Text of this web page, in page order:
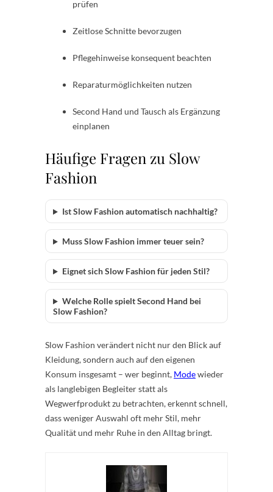
prüfen
Zeitlose Schnitte bevorzugen
Pflegehinweise konsequent beachten
Reparaturmöglichkeiten nutzen
Second Hand und Tausch als Ergänzung
einplanen
Häufige Fragen zu Slow
Fashion
Ist Slow Fashion automatisch nachhaltig?
Muss Slow Fashion immer teuer sein?
Eignet sich Slow Fashion für jeden Stil?
Welche Rolle spielt Second Hand bei
Slow Fashion?
Slow Fashion verändert nicht nur den Blick auf
Kleidung, sondern auch auf den eigenen
Konsum insgesamt – wer beginnt, Modewieder
als langlebigen Begleiter statt als
Wegwerfprodukt zu betrachten, erkennt schnell,
dass weniger Auswahl oft mehr Stil, mehr
Qualität und mehr Ruhe in den Alltag bringt.